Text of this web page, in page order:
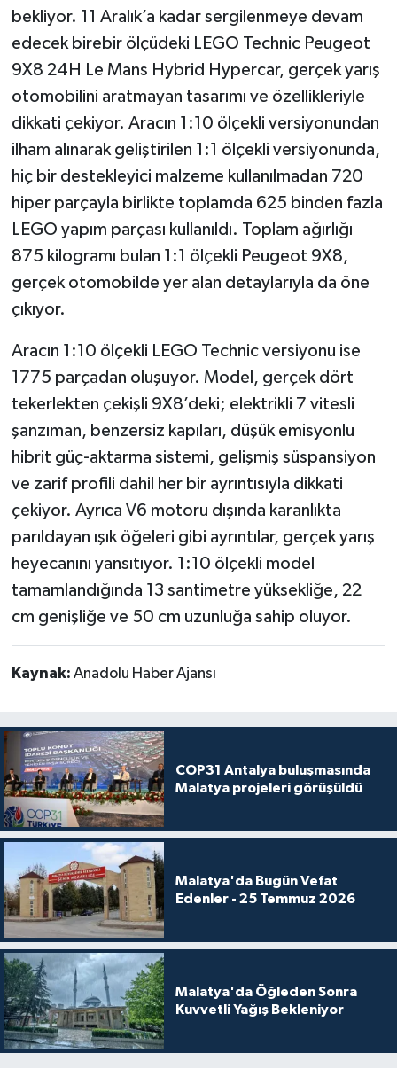
bekliyor. 11 Aralık’a kadar sergilenmeye devam
edecek birebir ölçüdeki LEGO Technic Peugeot
9X8 24H Le Mans Hybrid Hypercar, gerçek yarış
otomobilini aratmayan tasarımı ve özellikleriyle
dikkati çekiyor. Aracın 1:10 ölçekli versiyonundan
ilham alınarak geliştirilen 1:1 ölçekli versiyonunda,
hiç bir destekleyici malzeme kullanılmadan 720
hiper parçayla birlikte toplamda 625 binden fazla
LEGO yapım parçası kullanıldı. Toplam ağırlığı
875 kilogramı bulan 1:1 ölçekli Peugeot 9X8,
gerçek otomobilde yer alan detaylarıyla da öne
çıkıyor.
Aracın 1:10 ölçekli LEGO Technic versiyonu ise
1775 parçadan oluşuyor. Model, gerçek dört
tekerlekten çekişli 9X8’deki; elektrikli 7 vitesli
şanzıman, benzersiz kapıları, düşük emisyonlu
hibrit güç-aktarma sistemi, gelişmiş süspansiyon
ve zarif profili dahil her bir ayrıntısıyla dikkati
çekiyor. Ayrıca V6 motoru dışında karanlıkta
parıldayan ışık öğeleri gibi ayrıntılar, gerçek yarış
heyecanını yansıtıyor. 1:10 ölçekli model
tamamlandığında 13 santimetre yüksekliğe, 22
cm genişliğe ve 50 cm uzunluğa sahip oluyor.
Kaynak: Anadolu Haber Ajansı
COP31 Antalya buluşmasında
Malatya projeleri görüşüldü
Malatya'da Bugün Vefat
Edenler - 25 Temmuz 2026
Malatya'da Öğleden Sonra
Kuvvetli Yağış Bekleniyor